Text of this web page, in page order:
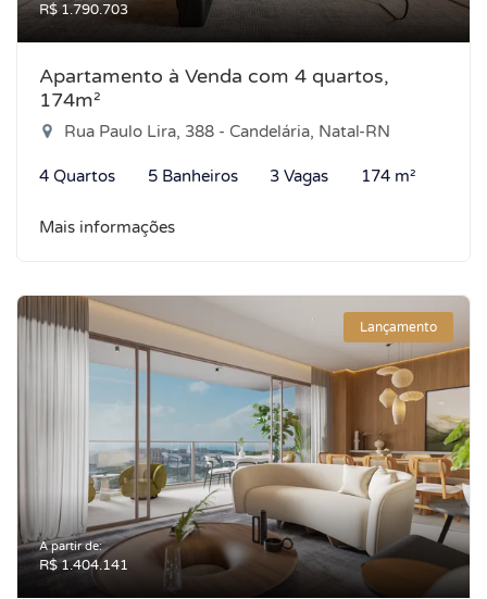
R$ 1.790.703
Apartamento à Venda com 4 quartos,
174m²
Rua Paulo Lira, 388 - Candelária, Natal-RN
4 Quartos 5 Banheiros 3 Vagas 174 m²
Mais informações
Lançamento
A partir de:
R$ 1.404.141